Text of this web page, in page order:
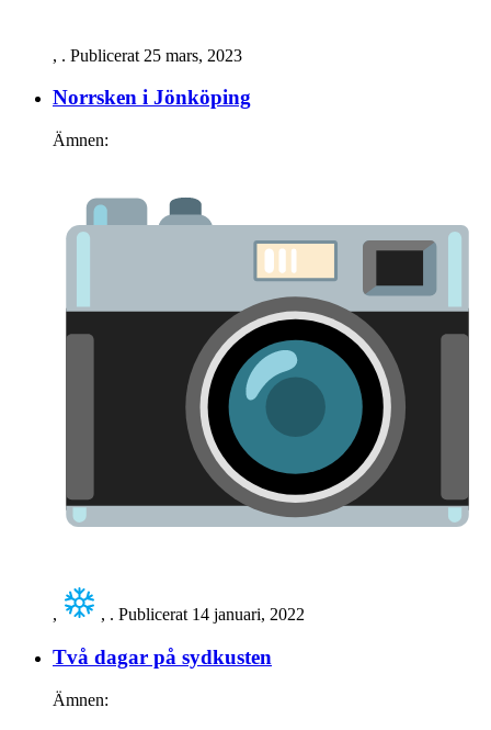
, . Publicerat 25 mars, 2023
Norrsken i Jönköping
Ämnen:
, , . Publicerat 14 januari, 2022
Två dagar på sydkusten
Ämnen: